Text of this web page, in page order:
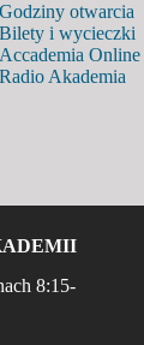
Godziny otwarcia
Bilety i wycieczki
Accademia Online
Radio Akademia
8:15-